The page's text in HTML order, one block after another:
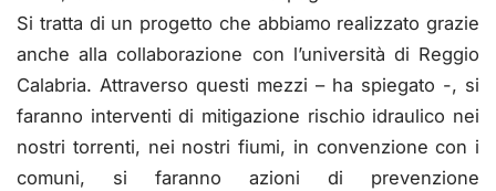
Si tratta di un progetto che abbiamo realizzato grazie
anche alla collaborazione con l’università di Reggio
Calabria. Attraverso questi mezzi – ha spiegato -, si
faranno interventi di mitigazione rischio idraulico nei
nostri torrenti, nei nostri fiumi, in convenzione con i
comuni, si faranno azioni di prevenzione